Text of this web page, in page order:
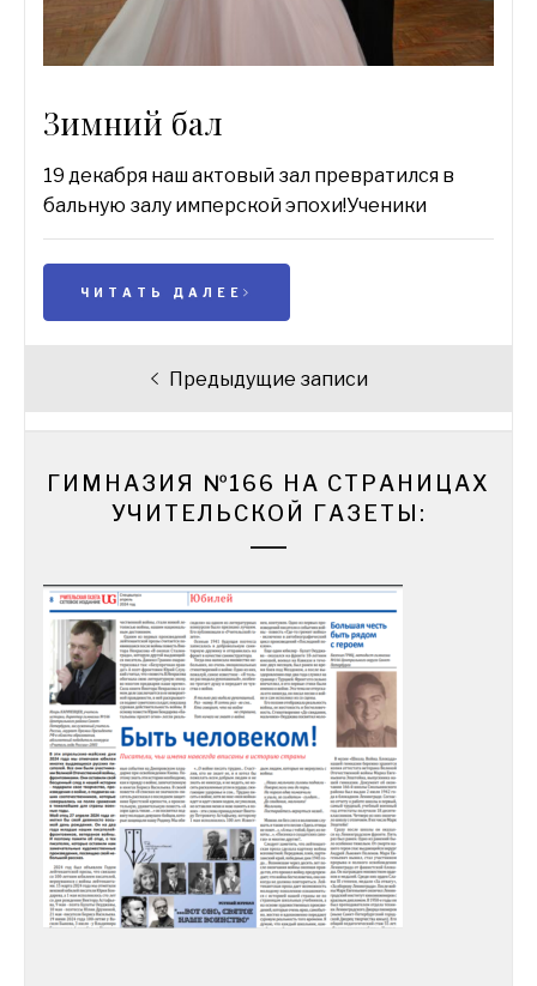
Зимний бал
19 декабря наш актовый зал превратился в
бальную залу имперской эпохи!Ученики
ЧИТАТЬ ДАЛЕЕ
НавигацияПредыдущие записи
ГИМНАЗИЯ №166 НА СТРАНИЦАХ
УЧИТЕЛЬСКОЙ ГАЗЕТЫ: